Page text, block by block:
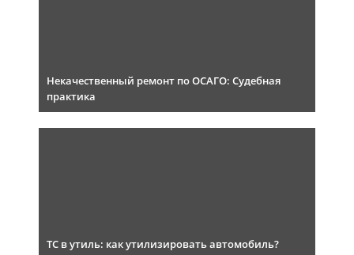
Некачественный ремонт по ОСАГО: Судебная
практика
ТС в утиль: как утилизировать автомобиль?